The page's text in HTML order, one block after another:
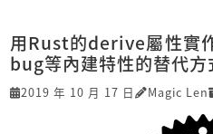
用Rust的derive屬性實
bug等內建特性的替代方
2019 年 10 月 17 日 Magic Len